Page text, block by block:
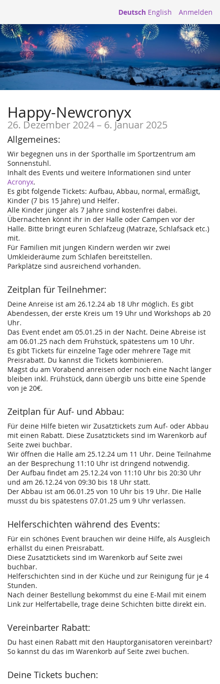
Deutsch English Anmelden
Happy-Newcronyx
26. Dezember 2024– 6. Januar 2025
Allgemeines:
Wir begegnen uns in der Sporthalle im Sportzentrum am
Sonnenstuhl.
Inhalt des Events und weitere Informationen sind unter
Acronyx.
Es gibt folgende Tickets: Aufbau, Abbau, normal, ermäßigt,
Kinder (7 bis 15 Jahre) und Helfer.
Alle Kinder jünger als 7 Jahre sind kostenfrei dabei.
Übernachten könnt ihr in der Halle oder Campen vor der
Halle. Bitte bringt euren Schlafzeug (Matraze, Schlafsack etc.)
mit.
Für Familien mit jungen Kindern werden wir zwei
Umkleideräume zum Schlafen bereitstellen.
Parkplätze sind ausreichend vorhanden.
Zeitplan für Teilnehmer:
Deine Anreise ist am 26.12.24 ab 18 Uhr möglich. Es gibt
Abendessen, der erste Kreis um 19 Uhr und Workshops ab 20
Uhr.
Das Event endet am 05.01.25 in der Nacht. Deine Abreise ist
am 06.01.25 nach dem Frühstück, spätestens um 10 Uhr.
Es gibt Tickets für einzelne Tage oder mehrere Tage mit
Preisrabatt. Du kannst die Tickets kombinieren.
Magst du am Vorabend anreisen oder noch eine Nacht länger
bleiben inkl. Frühstück, dann übergib uns bitte eine Spende
von je 20€.
Zeitplan für Auf- und Abbau:
Für deine Hilfe bieten wir Zusatztickets zum Auf- oder Abbau
mit einen Rabatt. Diese Zusatztickets sind im Warenkorb auf
Seite zwei buchbar.
Wir öffnen die Halle am 25.12.24 um 11 Uhr. Deine Teilnahme
an der Besprechung 11:10 Uhr ist dringend notwendig.
Der Aufbau findet am 25.12.24 von 11:10 Uhr bis 20:30 Uhr
und am 26.12.24 von 09:30 bis 18 Uhr statt.
Der Abbau ist am 06.01.25 von 10 Uhr bis 19 Uhr. Die Halle
musst du bis spätestens 07.01.25 um 9 Uhr verlassen.
Helferschichten während des Events:
Für ein schönes Event brauchen wir deine Hilfe, als Ausgleich
erhällst du einen Preisrabatt.
Diese Zusatztickets sind im Warenkorb auf Seite zwei
buchbar.
Helferschichten sind in der Küche und zur Reinigung für je 4
Stunden.
Nach deiner Bestellung bekommst du eine E-Mail mit einem
Link zur Helfertabelle, trage deine Schichten bitte direkt ein.
Vereinbarter Rabatt:
Du hast einen Rabatt mit den Hauptorganisatoren vereinbart?
So kannst du das im Warenkorb auf Seite zwei buchen.
Deine Tickets buchen: